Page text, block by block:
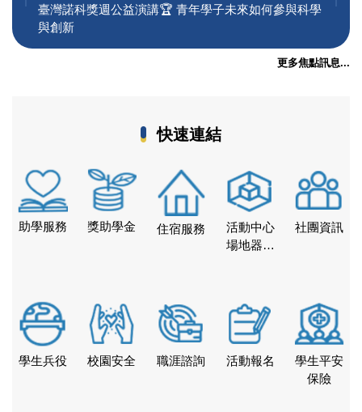
臺灣諾科獎週公益演講🏆 青年學子未來如何參與科學
與創新
更多焦點訊息...
快速連結
助學服務 獎助學金 住宿服務
活動中心
場地器材
社團資訊
學生兵役 校園安全 職涯諮詢 活動報名
學生平安
保險